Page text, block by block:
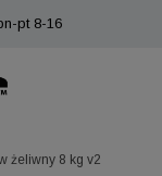
pt 8-16
żeliwny 8 kg v2